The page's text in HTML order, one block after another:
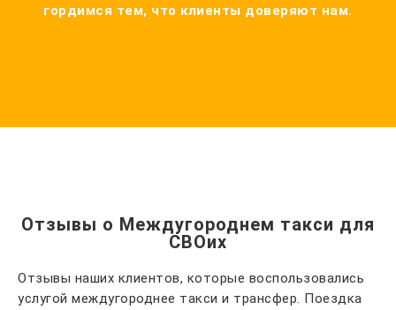
гордимся тем, что клиенты доверяют нам.
Отзывы о Междугороднем такси для
СВОих
Отзывы наших клиентов, которые воспользовались
услугой междугороднее такси и трансфер. Поездка